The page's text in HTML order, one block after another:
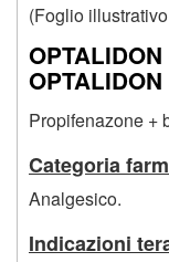
(Foglio
Propifenazone +
Categoria
Analgesico.
Indicazioni